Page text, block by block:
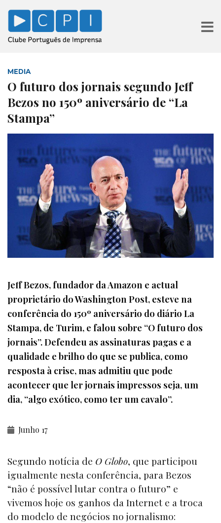
MEDIA
O futuro dos jornais segundo Jeff
Bezos no 150º aniversário de “La
Stampa”
Jeff Bezos, fundador da Amazon e actual
proprietário do Washington Post, esteve na
conferência do 150º aniversário do diário La
Stampa, de Turim, e falou sobre “O futuro dos
jornais”. Defendeu as assinaturas pagas e a
qualidade e brilho do que se publica, como
resposta à crise, mas admitiu que pode
acontecer que ler jornais impressos seja, um
dia, “algo exótico, como ter um cavalo”.
Junho 17
Segundo notícia de O Globo, que participou
igualmente nesta conferência, para Bezos
“não é possível lutar contra o futuro” e
vivemos hoje os ganhos da Internet e a troca
do modelo de negócios no jornalismo: